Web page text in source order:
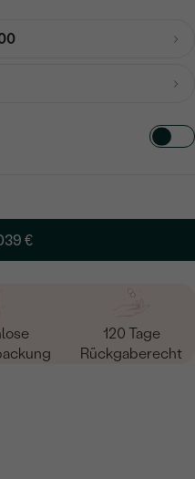
€
120 Tage
Rückgaberecht